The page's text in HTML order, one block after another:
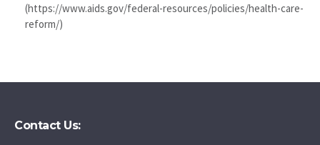
(https://www.aids.gov/federal-resources/policies/health-care-
reform/)
Contact Us: